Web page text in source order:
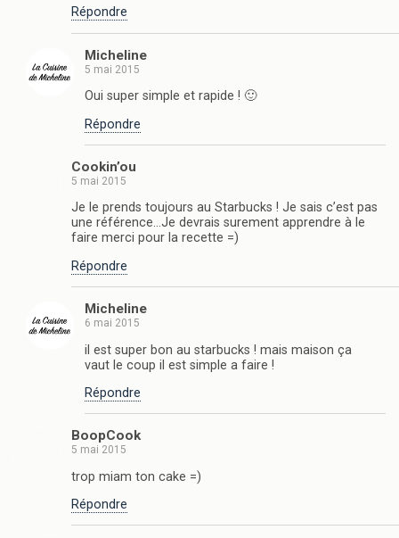
Répondre
Micheline
5 mai 2015
Oui super simple et rapide ! 🙂
Répondre
Cookin’ou
5 mai 2015
Je le prends toujours au Starbucks ! Je sais c’est pas
une référence…Je devrais surement apprendre à le
faire merci pour la recette =)
Répondre
Micheline
6 mai 2015
il est super bon au starbucks ! mais maison ça
vaut le coup il est simple a faire !
Répondre
BoopCook
5 mai 2015
trop miam ton cake =)
Répondre